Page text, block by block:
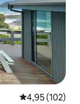
Prosječna
4,95 (102)